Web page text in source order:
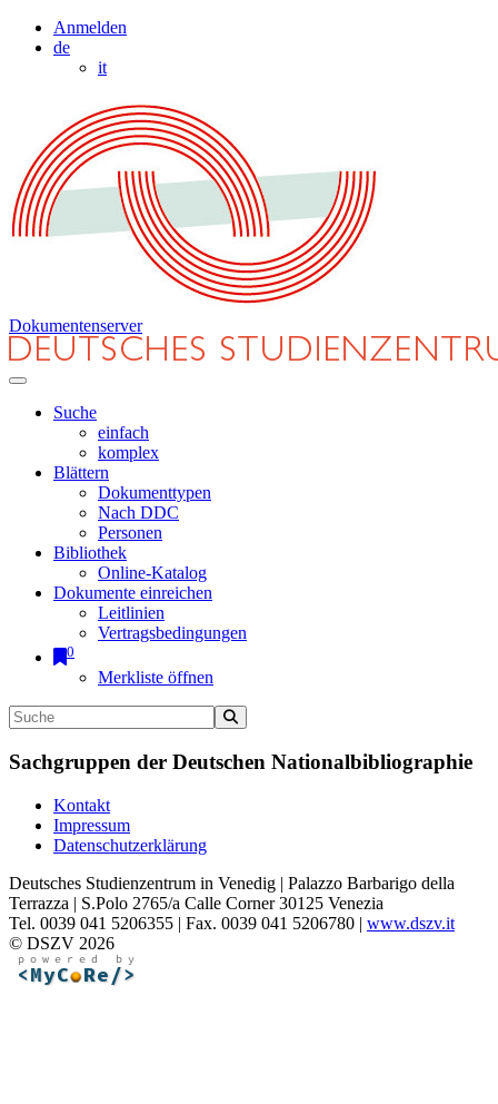
Anmelden
de
it
Dokumentenserver
Suche
einfach
komplex
Blättern
Dokumenttypen
Nach DDC
Personen
Bibliothek
Online-Katalog
Dokumente einreichen
Leitlinien
Vertragsbedingungen
0
Merkliste öffnen
Sachgruppen der Deutschen Nationalbibliographie
Kontakt
Impressum
Datenschutzerklärung
Deutsches Studienzentrum in Venedig | Palazzo Barbarigo della
Terrazza | S.Polo 2765/a Calle Corner 30125 Venezia
Tel. 0039 041 5206355 | Fax. 0039 041 5206780 | www.dszv.it
© DSZV 2026